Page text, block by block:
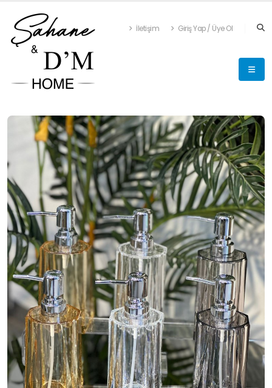
İletişim Giriş Yap / Üye Ol